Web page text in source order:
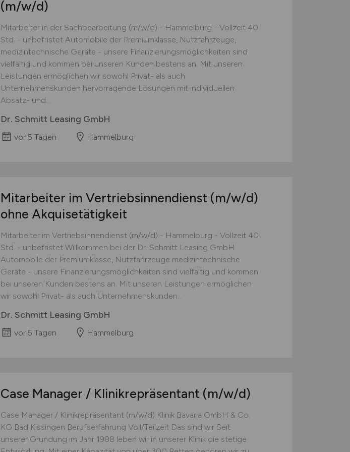
(m/w/d)
Mitarbeiter in der Sachbearbeitung (m/w/d) - Hammelburg - Vollzeit 40
Std. - unbefristet Automobile der Premiumklasse, Nutzfahrzeuge,
medizintechnische Geräte - unsere Finanzierungsmöglichkeiten sind
vielfältig und kommen bei unseren Kunden bestens an. Mit unseren
Leistungen ermöglichen wir sowohl Privat- als auch
Unternehmenskunden hervorragende Lösungen mit individuellen
Absatz- und...
Dr. Schmitt Leasing GmbH
vor 5 Tagen Hammelburg
Mitarbeiter im Vertriebsinnendienst (m/w/d)
ohne Akquisetätigkeit
Mitarbeiter im Vertriebsinnendienst (m/w/d) - Hammelburg - Vollzeit 40
Std. - unbefristet Willkommen bei der Dr. Schmitt Leasing GmbH
Automobile der Premiumklasse, Nutzfahrzeuge medizintechnische
Geräte - unsere Finanzierungsmöglichkeiten sind vielfältig und kommen
bei unseren Kunden bestens an. Mit unseren Leistungen ermöglichen
wir sowohl Privat- als auch Unternehmenskunden...
Dr. Schmitt Leasing GmbH
vor 5 Tagen Hammelburg
Case Manager / Klinikrepräsentant (m/w/d)
Case Manager / Klinikrepräsentant (m/w/d) Klinik Bavaria GmbH & Co.
KG Bad Kissingen Berufserfahrung Voll/Teilzeit Das sind wir Seit
unserer Gründung im Jahr 1988 leben wir in unserer Klinik die stetige